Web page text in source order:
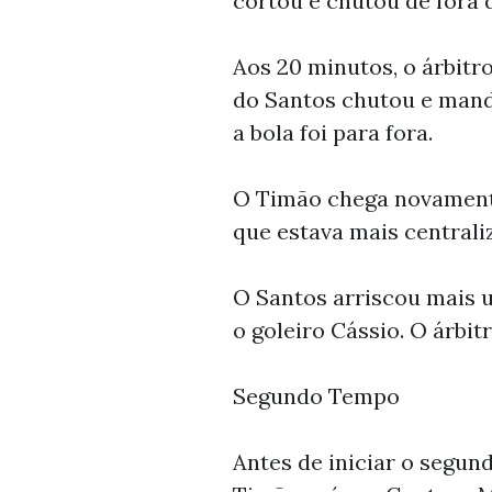
Aos 20 minutos, o
do Santos chutou e
a bola foi para fora.
O Timão chega
que estava mais
O Santos arriscou mais
o goleiro Cássio. O
Segundo Tempo
Antes de iniciar o